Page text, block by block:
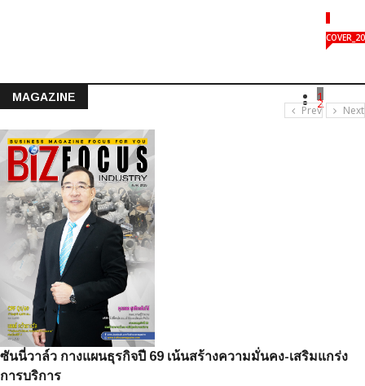
MAGAZINE 1
2
Prev Next
ซันนี่วาล์ว กางแผนธุรกิจปี 69 เน้นสร้างความมั่นคง-เสริมแกร่ง
การบริการ